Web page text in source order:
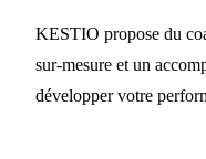
KESTIO propose du
sur-mesure et un
développer votre